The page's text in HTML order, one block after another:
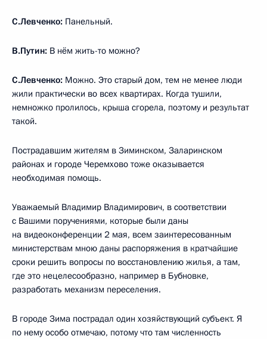
С.Левченко: Панельный.
В.Путин: В нём жить-то можно?
С.Левченко: Можно. Это старый дом, тем не менее люди
жили практически во всех квартирах. Когда тушили,
немножко пролилось, крыша сгорела, поэтому и результат
такой.
Пострадавшим жителям в Зиминском, Заларинском
районах и городе Черемхово тоже оказывается
необходимая помощь.
Уважаемый Владимир Владимирович, в соответствии
с Вашими поручениями, которые были даны
на видеоконференции 2 мая, всем заинтересованным
министерствам мною даны распоряжения в кратчайшие
сроки решить вопросы по восстановлению жилья, а там,
где это нецелесообразно, например в Бубновке,
разработать механизм переселения.
В городе Зима пострадал один хозяйствующий субъект. Я
по нему особо отмечаю, потому что там численность